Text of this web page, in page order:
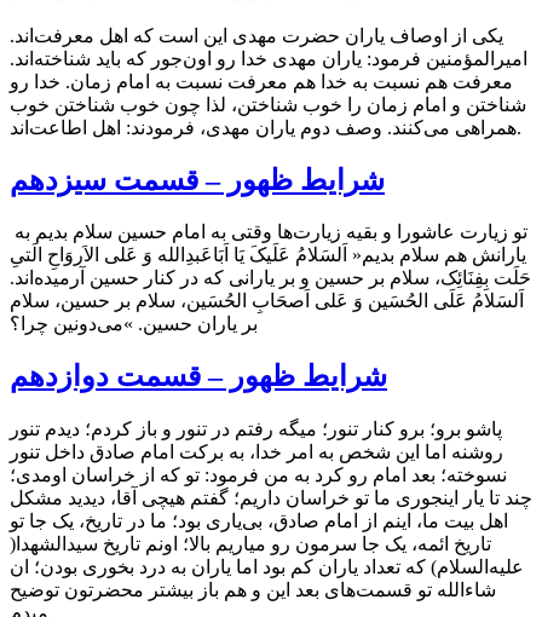
یکی از اوصاف یاران حضرت مهدی این است که اهل معرفت‌اند.
امیرالمؤمنین فرمود: یاران مهدی خدا رو اون‌جور که باید شناخته‌اند.
معرفت هم نسبت به خدا هم معرفت نسبت به امام زمان. خدا‌ رو
شناختن و امام زمان را خوب شناختن، لذا چون خوب شناختن خوب
همراهی می‌کنند. وصف دوم یاران مهدی، فرمودند: اهل اطاعت‌اند.
شرایط ظهور – قسمت سیزدهم
یارانش هم سلام بدیم« اَلسَلامُ عَلَیکَ یَا اَبَاعَبدِالله وَ عَلی الاَروَاحِ الَتیِ
حَلَت بِفِنَائِک، سلام بر حسین و بر یارانی که در کنار حسین آرمیده‌اند.
اَلسَلامُ عَلَی الحُسَین وَ عَلی اَصحَابِ الحُسَین، سلام بر حسین، سلام
بر یاران حسین. »می‌دونین چرا؟
شرایط ظهور – قسمت دوازدهم
پاشو برو؛ برو کنار تنور؛ میگه رفتم در تنور و باز کردم؛ دیدم تنور
روشنه اما این شخص به امر خدا، به برکت امام صادق داخل تنور
نسوخته؛ بعد امام رو کرد به من فرمود: تو که از خراسان اومدی؛
چند تا یار اینجوری ما تو خراسان داریم؛ گفتم هیچی آقا، دیدید مشکل
اهل بیت ما، اینم از امام صادق، بی‌یاری بود؛ ما در تاریخ، یک جا تو
تاریخ ائمه، یک جا سرمون رو میاریم بالا؛ اونم تاریخ سیدالشهدا(
علیه‌السلام) که تعداد یاران کم بود اما یاران به درد بخوری بودن؛ ان
شاءالله تو قسمت‌های بعد این و هم باز بیشتر محضرتون توضیح